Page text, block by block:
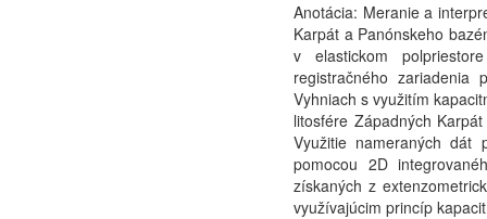
Anotácia: Meranie a
Karpát a Panónskeho
v elastickom
registračného
Vyhniach s využitím
litosfére Západných
Využitie nameraných dát
pomocou 2D
získaných z
využívajúcim princíp